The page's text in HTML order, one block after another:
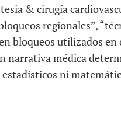
& cirugía
regionales”,
bloqueos utilizados en
narrativa médica
ni